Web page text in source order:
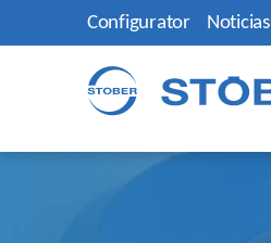
Configurator Noticias